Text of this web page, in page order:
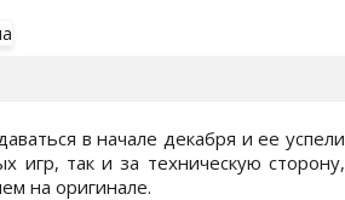
в начале декабря и ее успели
игр, так и за техническую сторону,
на оригинале.